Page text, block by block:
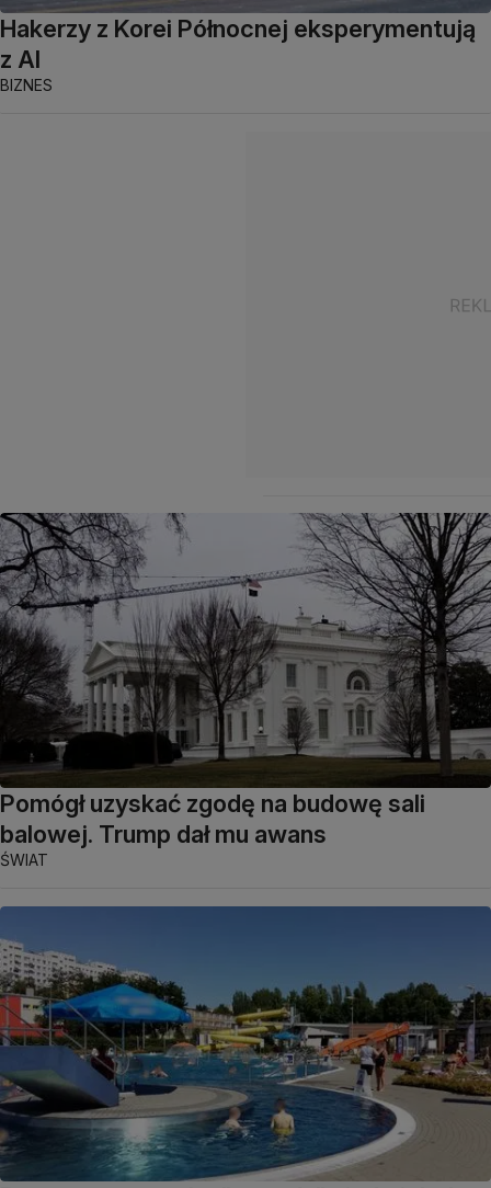
Hakerzy z Korei Północnej eksperymentują
z AI
BIZNES
Pomógł uzyskać zgodę na budowę sali
balowej. Trump dał mu awans
ŚWIAT